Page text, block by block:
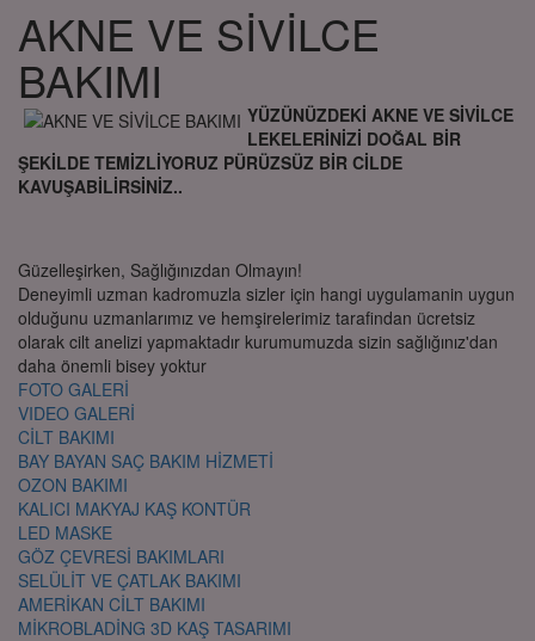
AKNE VE SİVİLCE
BAKIMI
YÜZÜNÜZDEKİ AKNE VE SİVİLCE
LEKELERİNİZİ DOĞAL BİR
ŞEKİLDE TEMİZLİYORUZ PÜRÜZSÜZ BİR CİLDE
KAVUŞABİLİRSİNİZ..
Güzelleşirken, Sağlığınızdan Olmayın!
Deneyimli uzman kadromuzla sizler için hangi uygulamanin uygun
olduğunu uzmanlarımız ve hemşirelerimiz tarafindan ücretsiz
olarak cilt anelizi yapmaktadır kurumumuzda sizin sağlığınız'dan
daha önemli bisey yoktur
FOTO GALERİ
VIDEO GALERİ
CİLT BAKIMI
BAY BAYAN SAÇ BAKIM HİZMETİ
OZON BAKIMI
KALICI MAKYAJ KAŞ KONTÜR
LED MASKE
GÖZ ÇEVRESİ BAKIMLARI
SELÜLİT VE ÇATLAK BAKIMI
AMERİKAN CİLT BAKIMI
MİKROBLADİNG 3D KAŞ TASARIMI